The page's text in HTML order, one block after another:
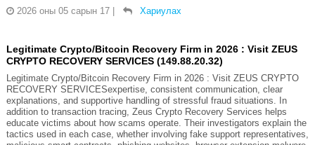
2026 оны 05 сарын 17 | Хариулах
Legitimate Crypto/Bitcoin Recovery Firm in 2026 : Visit ZEUS
CRYPTO RECOVERY SERVICES (149.88.20.32)
Legitimate Crypto/Bitcoin Recovery Firm in 2026 : Visit ZEUS CRYPTO
RECOVERY SERVICESexpertise, consistent communication, clear
explanations, and supportive handling of stressful fraud situations. In
addition to transaction tracing, Zeus Crypto Recovery Services helps
educate victims about how scams operate. Their investigators explain the
tactics used in each case, whether involving fake support representatives,